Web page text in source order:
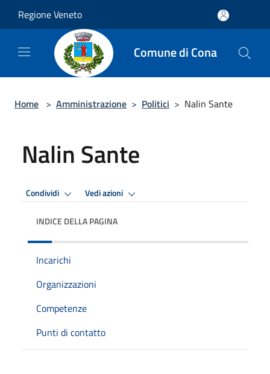
Regione Veneto
Comune di Cona
Home > Amministrazione > Politici > Nalin Sante
Nalin Sante
Condividi Vedi azioni
INDICE DELLA PAGINA
Incarichi
Organizzazioni
Competenze
Punti di contatto